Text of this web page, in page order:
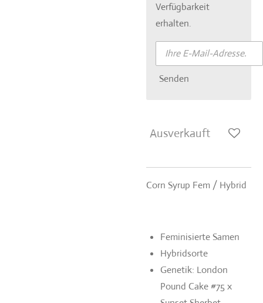
Verfügbarkeit
erhalten.
Senden
Ausverkauft
Corn Syrup Fem / Hybrid
Feminisierte Samen
Hybridsorte
Genetik: London
Pound Cake #75 x